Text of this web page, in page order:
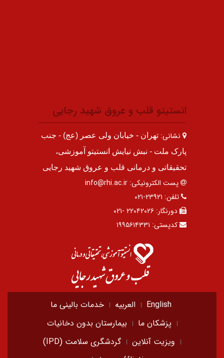
انستیتو قلب و عروق شهید رجایی
نشانی: تهران - خیابان ولی عصر (عج) - جنب
پارک ملت - نبش نیایش انستیتو آموزشی،
تحقیقاتی و درمانی قلب و عروق شهید رجایی
پست الکترونیکی: info@rhi.ac.ir
تلفن: ۲۳۹۲۱-۰۲۱
دورنگار: ۲۲۰۴۲۰۲۶ -۰۲۱
کدپستی: ۱۹۹۵۶۱۴۳۳۱
English العربیه
خدمات بالینی ما
پزشکان ما
بیمارستان بدون دخانیات
ویزیت آنلاین
گردشگری سلامت (IPD)